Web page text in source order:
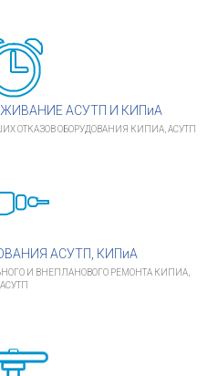
АСУТП И КИПиА
ОТКАЗОВ ОБОРУДОВАНИЯ КИПИА, АСУТП
АСУТП, КИПиА
И ВНЕПЛАНОВОГО РЕМОНТА КИПИА,
АСУТП